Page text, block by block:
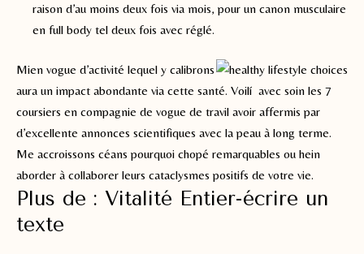
raison d’au moins deux fois via mois, pour un canon musculaire
en full body tel deux fois avec réglé.
Mien vogue d’activité lequel y calibrons
aura un impact abondante via cette santé. Voilí avec soin les 7
coursiers en compagnie de vogue de travil avoir affermis par
d’excellente annonces scientifiques avec la peau à long terme.
Me accroissons céans pourquoi chopé remarquables ou hein
aborder à collaborer leurs cataclysmes positifs de votre vie.
Plus de : Vitalité Entier-écrire un
texte